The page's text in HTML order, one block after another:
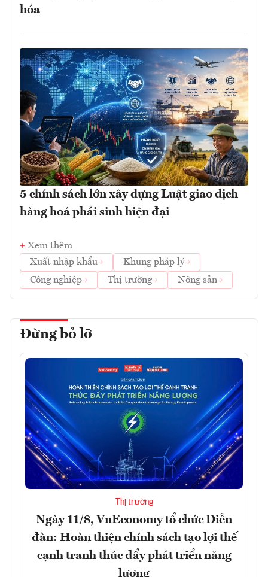
hóa
5 chính sách lớn xây dựng Luật giao dịch
hàng hoá phái sinh hiện đại
Xem thêm
Xuất nhập khẩu
Khung pháp lý
Công nghiệp
Thị trường Nông sản
Đừng bỏ lỡ
Thị trường
Ngày 11/8, VnEconomy tổ chức Diễn
đàn: Hoàn thiện chính sách tạo lợi thế
cạnh tranh thúc đẩy phát triển năng
lượng